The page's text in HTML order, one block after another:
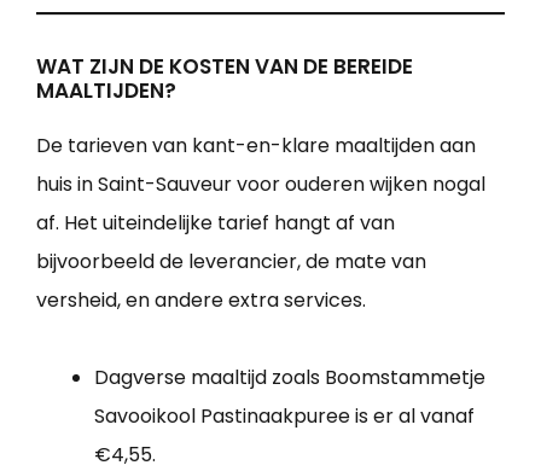
WAT ZIJN DE KOSTEN VAN DE BEREIDE
MAALTIJDEN?
De tarieven van kant-en-klare maaltijden aan
huis in Saint-Sauveur voor ouderen wijken nogal
af. Het uiteindelijke tarief hangt af van
bijvoorbeeld de leverancier, de mate van
versheid, en andere extra services.
Dagverse maaltijd zoals Boomstammetje
Savooikool Pastinaakpuree is er al vanaf
€4,55.